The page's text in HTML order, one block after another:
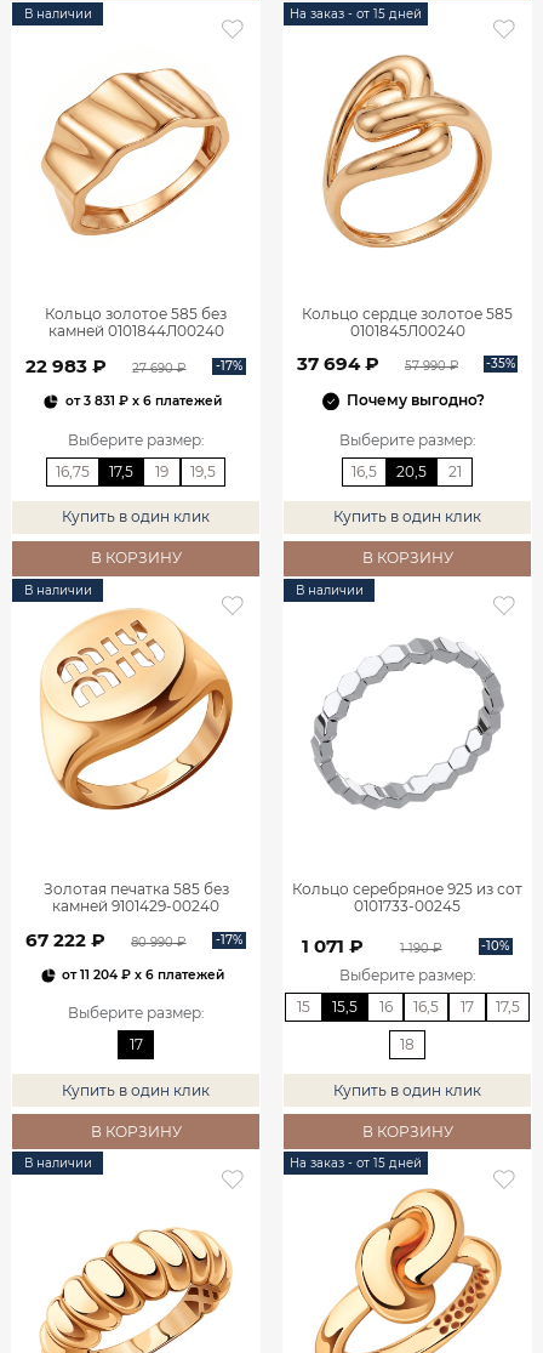
В наличии
Кольцо золотое 585 без
камней 0101844Л00240
22 983 ₽ 27 690 ₽ -17%
от3 831 ₽x 6 платежей
Выберите размер:
16,75
17,5 19 19,5
Купить в один клик
В КОРЗИНУ
На заказ - от 15 дней
Кольцо сердце золотое 585
0101845Л00240
37 694 ₽ 57 990 ₽ -35%
Почему выгодно?
Выберите размер:
16,5
20,5 21
Купить в один клик
В КОРЗИНУ
В наличии
Золотая печатка 585 без
камней 9101429-00240
67 222 ₽ 80 990 ₽ -17%
от11 204 ₽ x 6 платежей
Выберите размер:
17
Купить в один клик
В КОРЗИНУ
В наличии
Кольцо серебряное 925 из сот
0101733-00245
1 071 ₽ 1 190 ₽ -10%
Выберите размер:
15
15,5 16 16,5 17 17,5
18
Купить в один клик
В КОРЗИНУ
В наличии На заказ - от 15 дней